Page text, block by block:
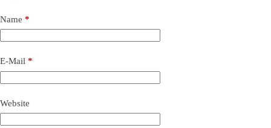
Name *
E-Mail *
Website